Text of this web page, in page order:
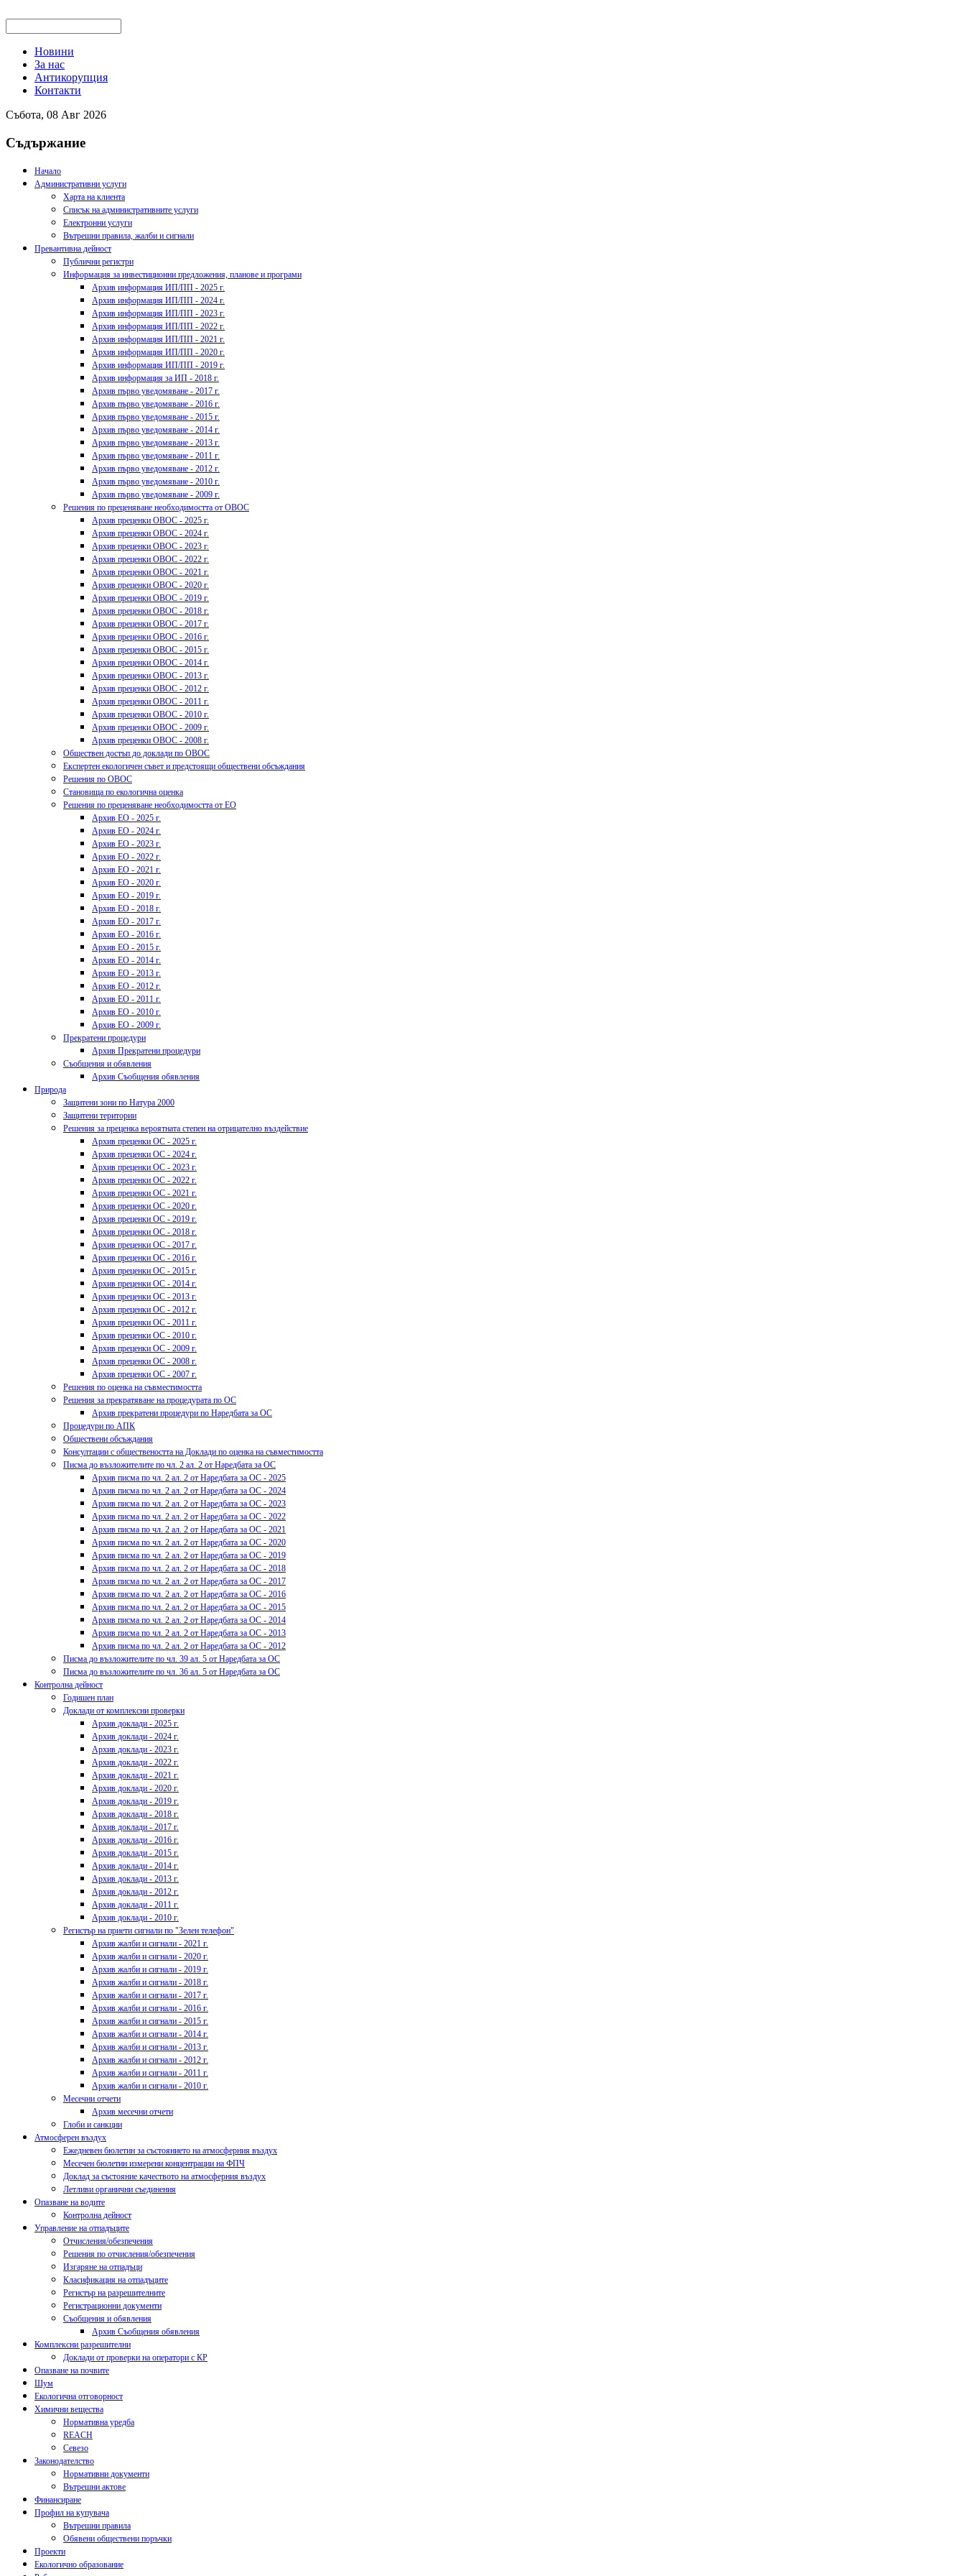
Новини
За нас
Антикорупция
Контакти
Събота, 08 Авг 2026
Съдържание
Начало
Административни услуги
Харта на клиента
Списък на административните услуги
Електронни услуги
Вътрешни правила, жалби и сигнали
Превантивна дейност
Публични регистри
Информация за инвестиционни предложения, планове и програми
Архив информация ИП/ПП - 2025 г.
Архив информация ИП/ПП - 2024 г.
Архив информация ИП/ПП - 2023 г.
Архив информация ИП/ПП - 2022 г.
Архив информация ИП/ПП - 2021 г.
Архив информация ИП/ПП - 2020 г.
Архив информация ИП/ПП - 2019 г.
Архив информация за ИП - 2018 г.
Архив първо уведомяване - 2017 г.
Архив първо уведомяване - 2016 г.
Архив първо уведомяване - 2015 г.
Архив първо уведомяване - 2014 г.
Архив първо уведомяване - 2013 г.
Архив първо уведомяване - 2011 г.
Архив първо уведомяване - 2012 г.
Архив първо уведомяване - 2010 г.
Архив първо уведомяване - 2009 г.
Решения по преценяване необходимостта от ОВОС
Архив преценки ОВОС - 2025 г.
Архив преценки ОВОС - 2024 г.
Архив преценки ОВОС - 2023 г.
Архив преценки ОВОС - 2022 г.
Архив преценки ОВОС - 2021 г.
Архив преценки ОВОС - 2020 г.
Архив преценки ОВОС - 2019 г.
Архив преценки ОВОС - 2018 г.
Архив преценки ОВОС - 2017 г.
Архив преценки ОВОС - 2016 г.
Архив преценки ОВОС - 2015 г.
Архив преценки ОВОС - 2014 г.
Архив преценки ОВОС - 2013 г.
Архив преценки ОВОС - 2012 г.
Архив преценки ОВОС - 2011 г.
Архив преценки ОВОС - 2010 г.
Архив преценки ОВОС - 2009 г.
Архив преценки ОВОС - 2008 г.
Обществен достъп до доклади по ОВОС
Експертен екологичен съвет и предстоящи обществени обсъждания
Решения по ОВОС
Становища по екологична оценка
Решения по преценяване необходимостта от ЕО
Архив ЕО - 2025 г.
Архив ЕО - 2024 г.
Архив ЕО - 2023 г.
Архив ЕО - 2022 г.
Архив ЕО - 2021 г.
Архив ЕО - 2020 г.
Архив ЕО - 2019 г.
Архив ЕО - 2018 г.
Архив ЕО - 2017 г.
Архив ЕО - 2016 г.
Архив ЕО - 2015 г.
Архив ЕО - 2014 г.
Архив ЕО - 2013 г.
Архив ЕО - 2012 г.
Архив ЕО - 2011 г.
Архив ЕО - 2010 г.
Архив ЕО - 2009 г.
Прекратени процедури
Архив Прекратени процедури
Съобщения и обявления
Архив Съобщения обявления
Природа
Защитени зони по Натура 2000
Защитени територии
Решения за преценка вероятната степен на отрицателно въздействие
Архив преценки ОС - 2025 г.
Архив преценки ОС - 2024 г.
Архив преценки ОС - 2023 г.
Архив преценки ОС - 2022 г.
Архив преценки ОС - 2021 г.
Архив преценки ОС - 2020 г.
Архив преценки ОС - 2019 г.
Архив преценки ОС - 2018 г.
Архив преценки ОС - 2017 г.
Архив преценки ОС - 2016 г.
Архив преценки ОС - 2015 г.
Архив преценки ОС - 2014 г.
Архив преценки ОС - 2013 г.
Архив преценки ОС - 2012 г.
Архив преценки ОС - 2011 г.
Архив преценки ОС - 2010 г.
Архив преценки ОС - 2009 г.
Архив преценки ОС - 2008 г.
Архив преценки ОС - 2007 г.
Решения по оценка на съвместимостта
Решения за прекратяване на процедурата по ОС
Архив прекратени процедури по Наредбата за ОС
Процедури по АПК
Обществени обсъждания
Консултации с обществеността на Доклади по оценка на съвместимостта
Писма до възложителите по чл. 2 ал. 2 от Наредбата за ОС
Архив писма по чл. 2 ал. 2 от Наредбата за ОС - 2025
Архив писма по чл. 2 ал. 2 от Наредбата за ОС - 2024
Архив писма по чл. 2 ал. 2 от Наредбата за ОС - 2023
Архив писма по чл. 2 ал. 2 от Наредбата за ОС - 2022
Архив писма по чл. 2 ал. 2 от Наредбата за ОС - 2021
Архив писма по чл. 2 ал. 2 от Наредбата за ОС - 2020
Архив писма по чл. 2 ал. 2 от Наредбата за ОС - 2019
Архив писма по чл. 2 ал. 2 от Наредбата за ОС - 2018
Архив писма по чл. 2 ал. 2 от Наредбата за ОС - 2017
Архив писма по чл. 2 ал. 2 от Наредбата за ОС - 2016
Архив писма по чл. 2 ал. 2 от Наредбата за ОС - 2015
Архив писма по чл. 2 ал. 2 от Наредбата за ОС - 2014
Архив писма по чл. 2 ал. 2 от Наредбата за ОС - 2013
Архив писма по чл. 2 ал. 2 от Наредбата за ОС - 2012
Писма до възложителите по чл. 39 ал. 5 от Наредбата за ОС
Писма до възложителите по чл. 36 ал. 5 от Наредбата за ОС
Контролна дейност
Годишен план
Доклади от комплексни проверки
Архив доклади - 2025 г.
Архив доклади - 2024 г.
Архив доклади - 2023 г.
Архив доклади - 2022 г.
Архив доклади - 2021 г.
Архив доклади - 2020 г.
Архив доклади - 2019 г.
Архив доклади - 2018 г.
Архив доклади - 2017 г.
Архив доклади - 2016 г.
Архив доклади - 2015 г.
Архив доклади - 2014 г.
Архив доклади - 2013 г.
Архив доклади - 2012 г.
Архив доклади - 2011 г.
Архив доклади - 2010 г.
Регистър на приети сигнали по "Зелен телефон"
Архив жалби и сигнали - 2021 г.
Архив жалби и сигнали - 2020 г.
Архив жалби и сигнали - 2019 г.
Архив жалби и сигнали - 2018 г.
Архив жалби и сигнали - 2017 г.
Архив жалби и сигнали - 2016 г.
Архив жалби и сигнали - 2015 г.
Архив жалби и сигнали - 2014 г.
Архив жалби и сигнали - 2013 г.
Архив жалби и сигнали - 2012 г.
Архив жалби и сигнали - 2011 г.
Архив жалби и сигнали - 2010 г.
Месечни отчети
Архив месечни отчети
Глоби и санкции
Атмосферен въздух
Ежедневен бюлетин за състоянието на атмосферния въздух
Месечен бюлетин измерени концентрации на ФПЧ
Доклад за състояние качеството на атмосферния въздух
Летливи органични съединения
Опазване на водите
Контролна дейност
Управление на отпадъците
Отчисления/обезпечения
Решения по отчисления/обезпечения
Изгаряне на отпадъци
Класификация на отпадъците
Регистър на разрешителните
Регистрационни документи
Съобщения и обявления
Архив Съобщения обявления
Комплексни разрешителни
Доклади от проверки на оператори с КР
Опазване на почвите
Шум
Екологична отговорност
Химични вещества
Нормативна уредба
REACH
Севезо
Законодателство
Нормативни документи
Вътрешни актове
Финансиране
Профил на купувача
Вътрешни правила
Обявени обществени поръчки
Проекти
Екологично образование